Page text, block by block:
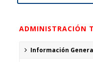
ADMINISTRACIÓN
Información